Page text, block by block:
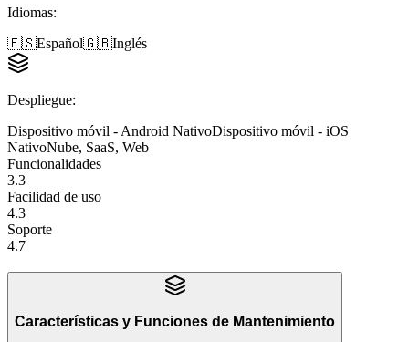
Idiomas:
🇪🇸Español🇬🇧Inglés
Despliegue:
Dispositivo móvil - Android NativoDispositivo móvil - iOS
NativoNube, SaaS, Web
Funcionalidades
3.3
Facilidad de uso
4.3
Soporte
4.7
Características y Funciones de Mantenimiento